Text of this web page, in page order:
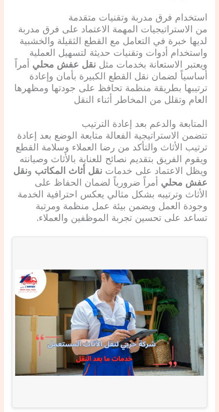
استخدام فرق مدربة وتقنيات متقدمة
من الاستراتيجيات المهمة الاعتماد على فرق مدربة
لديها خبرة في التعامل مع القطع الثقيلة والخشبية
واستخدام أدوات وتقنيات حديثة لتسهيل العملية
ويعتبر الاستعانة بخدمات مثل نقل عفش محلي أمراً
أساسياً لضمان نقل القطع الكبيرة بأمان وإعادة
ترتيبها بطريقة منظمة تحافظ على جودتها ومظهرها
العام وتقلل من المخاطر أثناء النقل
المتابعة والدعم بعد إعادة الترتيب
تتضمن الاستراتيجية الفعالة متابعة الوضع بعد إعادة
ترتيب الأثاث والتأكد من رضا العملاء وسلامة القطع
ويقوم الفريق بتقديم نصائح للعناية بالأثاث وصيانته
ويظل الاعتماد على خدمات نقل أثاث المكاتب ونقل
عفش محلي أمراً ضرورياً لضمان الحفاظ على
الأثاث وترتيبه بشكل مثالي يعكس احترافية الخدمة
وجودة العمل ويضمن بيئة عمل منظمة ومرتبة
تساعد على تحسين تجربة الموظفين والعملاء.